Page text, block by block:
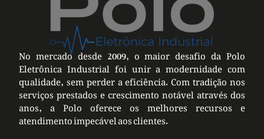
No mercado desde 2009, o maior desafio da Polo
Eletrônica Industrial foi unir a modernidade com
qualidade, sem perder a eficiência. Com tradição nos
serviços prestados e crescimento notável através dos
anos, a Polo oferece os melhores recursos e
atendimento impecável aos clientes.